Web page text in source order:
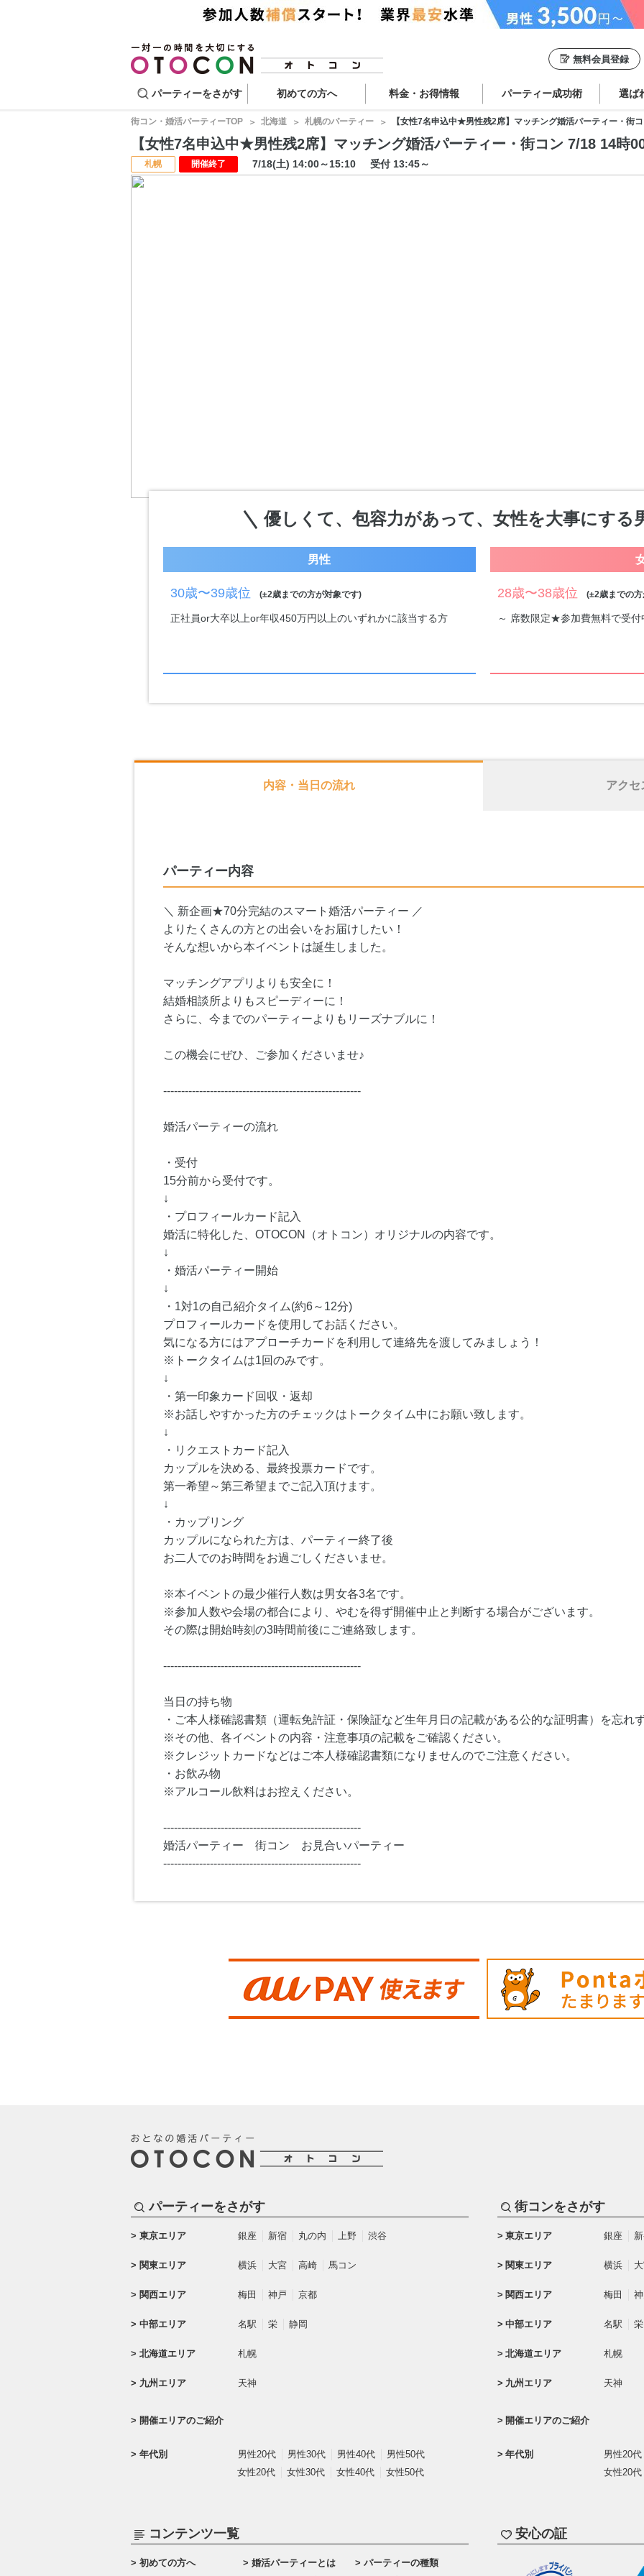
無料会員登録
パーティーをさがす 初めての方へ 料金・お得情報 パーティー成功術 選ば
街コン・婚活パーティーTOP 北海道 札幌のパーティー 【女性7名申込中★男性残2席】マッチング婚活パーティー・街
【女性7名申込中★男性残2席】マッチング婚活パーティー・街コン 7/18 14時
札幌 開催終了 7/18(土) 14:00～15:10 受付 13:45～
優しくて、包容力があって、女性を大事にする
男性
30歳〜39歳位 (±2歳までの方が対象です)
正社員or大卒以上or年収450万円以上のいずれかに該当する方
28歳〜38歳位 (±2歳までの方
～ 席数限定★参加費無料で受付
内容・当日の流れ アクセ
パーティー内容
＼ 新企画★70分完結のスマート婚活パーティー ／
よりたくさんの方との出会いをお届けしたい！
そんな想いから本イベントは誕生しました。
マッチングアプリよりも安全に！
結婚相談所よりもスピーディーに！
さらに、今までのパーティーよりもリーズナブルに！
この機会にぜひ、ご参加くださいませ♪
-------------------------------------------------------
婚活パーティーの流れ
・受付
15分前から受付です。
↓
・プロフィールカード記入
婚活に特化した、OTOCON（オトコン）オリジナルの内容です。
↓
・婚活パーティー開始
↓
・1対1の自己紹介タイム(約6～12分)
プロフィールカードを使用してお話ください。
気になる方にはアプローチカードを利用して連絡先を渡してみましょう！
※トークタイムは1回のみです。
↓
・第一印象カード回収・返却
※お話しやすかった方のチェックはトークタイム中にお願い致します。
↓
・リクエストカード記入
カップルを決める、最終投票カードです。
第一希望～第三希望までご記入頂けます。
↓
・カップリング
カップルになられた方は、パーティー終了後
お二人でのお時間をお過ごしくださいませ。
※本イベントの最少催行人数は男女各3名です。
※参加人数や会場の都合により、やむを得ず開催中止と判断する場合がございます。
その際は開始時刻の3時間前後にご連絡致します。
-------------------------------------------------------
当日の持ち物
・ご本人様確認書類（運転免許証・保険証など生年月日の記載がある公的な証明書）を忘れ
※その他、各イベントの内容・注意事項の記載をご確認ください。
※クレジットカードなどはご本人様確認書類になりませんのでご注意ください。
・お飲み物
※アルコール飲料はお控えください。
-------------------------------------------------------
婚活パーティー 街コン お見合いパーティー
-------------------------------------------------------
パーティーをさがす
東京エリア 銀座 新宿 丸の内 上野 渋谷
関東エリア 横浜 大宮 高崎 馬コン
関西エリア 梅田 神戸 京都
中部エリア 名駅 栄 静岡
北海道エリア 札幌
九州エリア 天神
開催エリアのご紹介
年代別 男性20代 男性30代 男性40代
男性50代
女性20代
女性30代 女性40代 女性50代
街コンをさがす
東京エリア 銀座
関東エリア 横浜
関西エリア 梅田
中部エリア 名駅 栄
北海道エリア 札幌
九州エリア 天神
開催エリアのご紹介
年代別 男性20代
女性20代
コンテンツ一覧
初めての方へ 婚活パーティーとは パーティーの種類
安心の証